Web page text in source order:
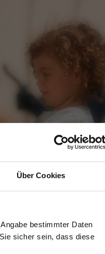
Über Cookies
bestimmter Daten
sicher sein, dass diese